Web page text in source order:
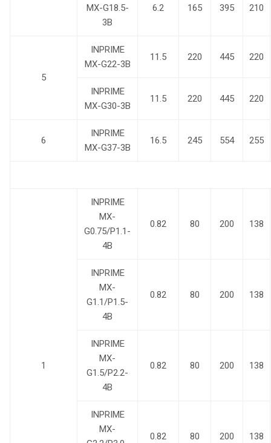
MX-G18.5-
3B
6.2 165 395 210
5
INPRIME
MX-G22-3B
11.5 220 445 220
INPRIME
MX-G30-3B
11.5 220 445 220
6
INPRIME
MX-G37-3B
16.5 245 554 255
1
INPRIME
MX-
G0.75/P1.1-
4B
0.82 80 200 138
INPRIME
MX-
G1.1/P1.5-
4B
0.82 80 200 138
INPRIME
MX-
G1.5/P2.2-
4B
0.82 80 200 138
INPRIME
MX-
0.82 80 200 138